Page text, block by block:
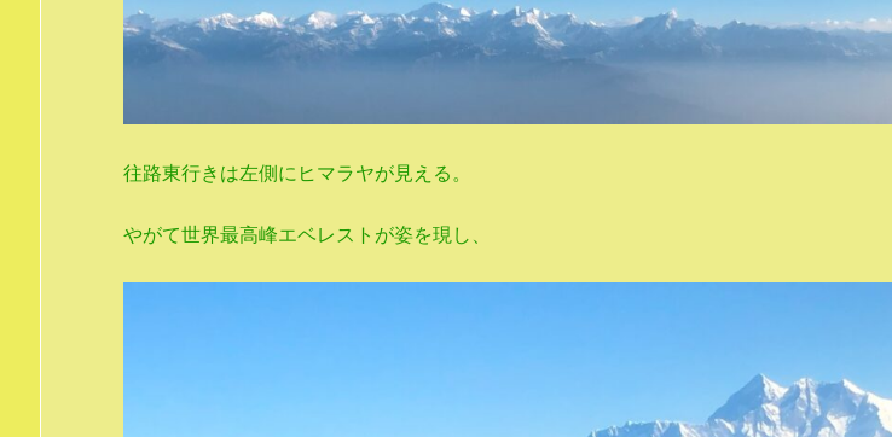
往路東行きは左側にヒマラヤが見える。
やがて世界最高峰エベレストが姿を現し、